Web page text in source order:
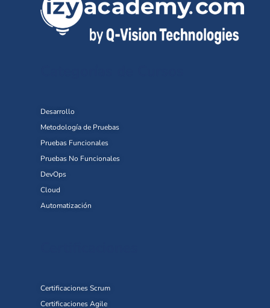
Desarrollo
Metodología de Pruebas
Pruebas Funcionales
Pruebas No Funcionales
DevOps
Cloud
Automatización
Certificaciones Scrum
Certificaciones Agile